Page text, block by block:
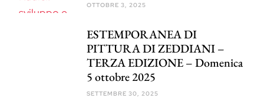
OTTOBRE 3, 2025
ESTEMPORANEA DI
PITTURA DI ZEDDIANI –
TERZA EDIZIONE – Domenica
5 ottobre 2025
SETTEMBRE 30, 2025